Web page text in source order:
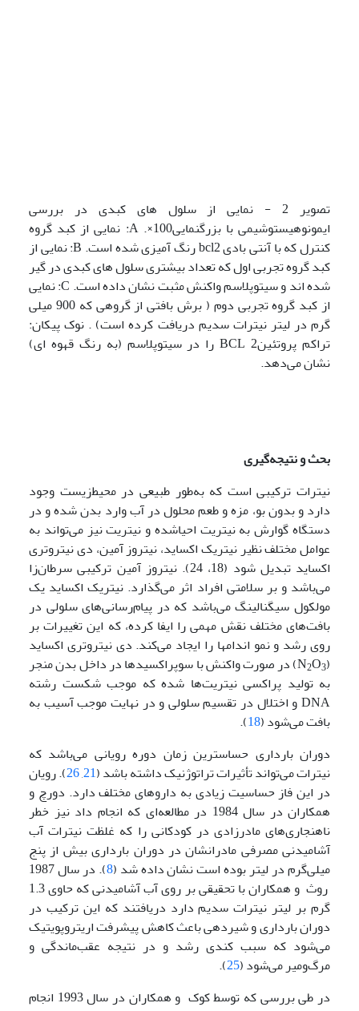
تصویر 2 - نمایی از سلول های کبدی در بررسی
ایمونوهیستوشیمی با بزرگنمایی100×. A: نمایی از کبد گروه
کنترل که با آنتی بادی bcl2 رنگ آمیزی شده است. B: نمایی از
کبد گروه تجربی اول که تعداد بیشتری سلول های کبدی در گیر
شده اند و سیتوپلاسم واکنش مثبت نشان داده است. C: نمایی
از کبد گروه تجربی دوم ( برش بافتی از گروهی که 900 میلی
گرم در لیتر نیترات سدیم دریافت کرده است) . نوک پیکان:
تراکم پروتئینBCL 2 را در سیتوپلاسم (به رنگ قهوه ای)
نشان می‌دهد.
بحث و نتیجه‌گیری
نیترات ترکیبی است که به‌طور طبیعی در محیط‌زیست وجود
دارد و بدون بو، مزه و طعم محلول در آب وارد بدن شده و در
دستگاه گوارش به نیتریت احیاشده و نیتریت نیز می‌تواند به
عوامل مختلف نظیر نیتریک اکساید، نیتروز آمین، دی نیتروتری
اکساید تبدیل شود (18، 24). نیتروز آمین ترکیبی سرطان‌زا
می‌باشد و بر سلامتی افراد اثر می‌گذارد. نیتریک اکساید یک
مولکول سیگنالینگ می‌باشد که در پیام‌رسانی‌های سلولی در
بافت‌های مختلف نقش مهمی را ایفا کرده، که این تغییرات بر
روی رشد و نمو اندام­ها را ایجاد می‌کند. دی نیتروتری اکساید
(N
2O3
) در صورت واکنش با سوپراکسیدها در داخل بدن منجر
به تولید پراکسی نیتریت‌ها شده که موجب شکست رشته
DNA و اختلال در تقسیم سلولی و در نهایت موجب آسیب به
بافت می‌شود (18
).
دوران بارداری حساسترین زمان دوره رویانی می‌باشد که
نیترات می‌تواند تأثیرات تراتوژنیک داشته باشد (21
,
26). رویان
در این فاز حساسیت زیادی به داروهای مختلف دارد. دورچ و
همکاران در سال 1984 در مطالعه‌ای که انجام داد نیز خطر
ناهنجاری‌های مادرزادی در کودکانی را که غلظت نیترات آب
آشامیدنی مصرفی مادرانشان در دوران بارداری بیش از پنج
میلی‌گرم در لیتر بوده است نشان داده شد (8
). در سال 1987
روث و همکاران با تحقیقی بر روی آب آشامیدنی که حاوی 1.3
گرم بر لیتر نیترات سدیم دارد دریافتند که این ترکیب در
دوران بارداری و شیردهی باعث کاهش پیشرفت اریتروپویتیک
می‌شود که سبب کندی رشد و در نتیجه عقب‌ماندگی و
مرگ‌ومیر می‌شود (25
).
در طی بررسی که توسط کوک و همکاران در سال 1993 انجام